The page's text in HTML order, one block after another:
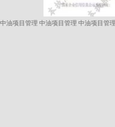
中油项目管理 中油项目管理 中油项目管理